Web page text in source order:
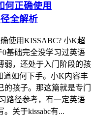
何正确使用
全解析
使用KISSABC? 小K超
基础完全没学习过英语
弱，还处于入门阶段的孩
道如何下手。小K内容丰
孩子。那这篇就是专门
路径参考，有一定英语
关于kissabc有...